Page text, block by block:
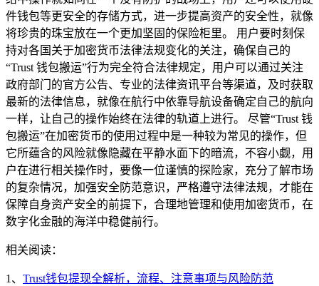
件钱包等更安全的存储方式，进一步提高资产的安全性，就像
将珍贵的珠宝放在一个更加坚固的保险柜里。 用户要时刻保
持对各国关于加密货币法律法规变化的关注，确保自己的
“Trust 钱包搬运”行为完全符合法律规定，用户可以通过关注
政府部门的官方公告、专业的法律资讯平台等渠道，及时获取
最新的法律信息，就像在航行中依靠导航设备确定自己的航向
一样，让自己的操作始终在法律的轨道上进行。 尽管“Trust 钱
包搬运”在加密货币的使用过程中是一种较为常见的操作，但
它所蕴含的风险就像隐藏在平静水面下的暗流，不容小觑，用
户在进行相关操作时，要像一位谨慎的探险家，充分了解市场
的复杂情况，加强安全防范意识，严格遵守法律法规，才能在
保障自身资产安全的前提下，合理地管理和使用加密货币，在
数字化金融的海洋中稳健前行。
相关阅读：
1、 Trust钱包提现全解析，流程、注意事项与风险防范